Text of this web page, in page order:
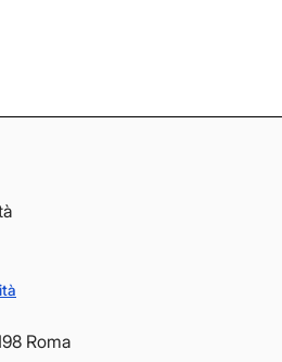
Roma